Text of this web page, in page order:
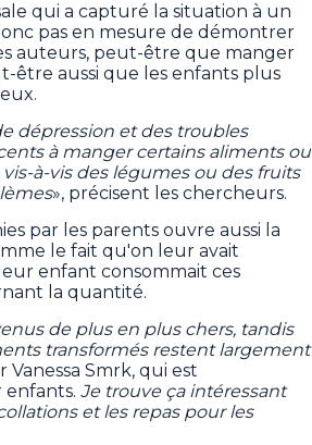
qui a capturé la situation à un
pas en mesure de démontrer
auteurs, peut-être que manger
être aussi que les enfants plus
dépression et des troubles
à manger certains aliments ou
à-vis des légumes ou des fruits
», précisent les chercheurs.
par les parents ouvre aussi la
le fait qu'on leur avait
enfant consommait ces
la quantité.
de plus en plus chers, tandis
transformés restent largement
Smrk, qui est
Je trouve ça intéressant
et les repas pour les